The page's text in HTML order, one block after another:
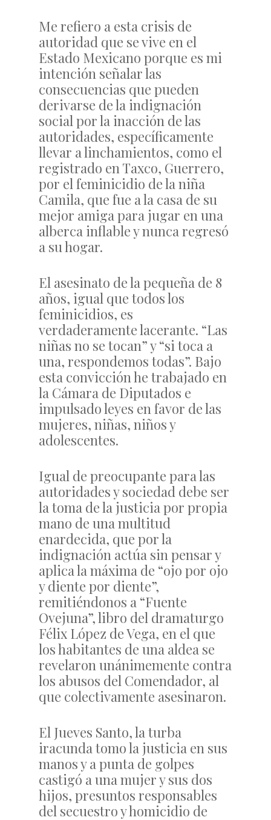
Me refiero a esta crisis de
autoridad que se vive en el
Estado Mexicano porque es mi
intención señalar las
consecuencias que pueden
derivarse de la indignación
social por la inacción de las
autoridades, específicamente
llevar a linchamientos, como el
registrado en Taxco, Guerrero,
por el feminicidio de la niña
Camila, que fue a la casa de su
mejor amiga para jugar en una
alberca inflable y nunca regresó
a su hogar.
El asesinato de la pequeña de 8
años, igual que todos los
feminicidios, es
verdaderamente lacerante. “Las
niñas no se tocan” y “si toca a
una, respondemos todas”. Bajo
esta convicción he trabajado en
la Cámara de Diputados e
impulsado leyes en favor de las
mujeres, niñas, niños y
adolescentes.
Igual de preocupante para las
autoridades y sociedad debe ser
la toma de la justicia por propia
mano de una multitud
enardecida, que por la
indignación actúa sin pensar y
aplica la máxima de “ojo por ojo
y diente por diente”,
remitiéndonos a “Fuente
Ovejuna”, libro del dramaturgo
Félix López de Vega, en el que
los habitantes de una aldea se
revelaron unánimemente contra
los abusos del Comendador, al
que colectivamente asesinaron.
El Jueves Santo, la turba
iracunda tomo la justicia en sus
manos y a punta de golpes
castigó a una mujer y sus dos
hijos, presuntos responsables
del secuestro y homicidio de